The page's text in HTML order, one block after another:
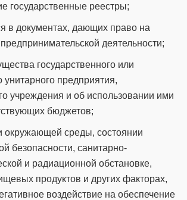
государственные реестры;
в документах, дающих право на
деятельности;
государственного или
унитарного предприятия,
учреждения и об использовании ими
бюджетов;
окружающей среды, состоянии
безопасности, санитарно-
и радиационной обстановке,
продуктов и других факторах,
воздействие на обеспечение